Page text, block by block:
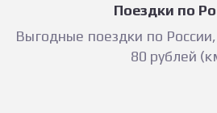
Поездки по
Выгодные поездки по
80 рублей